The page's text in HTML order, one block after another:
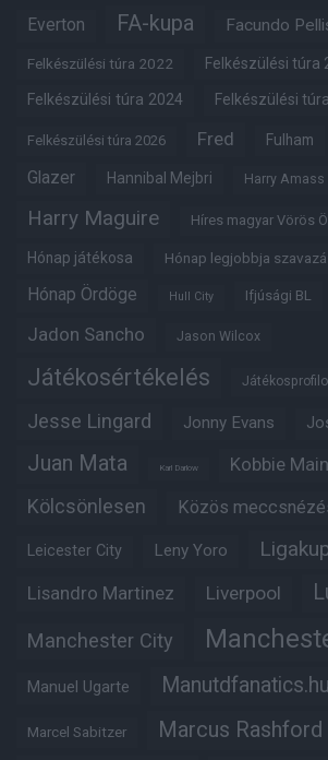
Everton FA-kupa Facundo
Felkészülési túra 2022 Felkészülési túra
Felkészülési túra 2024 Felkészülési
Felkészülési túra 2026 Fred Fulham
Glazer Hannibal Mejbri Harry Amass
Harry Maguire Híres magyar Vörös
Hónap játékosa Hónap legjobbja
Hónap Ördöge Hull City Ifjúsági BL
Jadon Sancho Jason Wilcox
Játékosértékelés
Jesse Lingard Jonny Evans
Juan Mata Karl Darlow Kobbie
Kölcsönlesen Közös
Leicester City Leny Yoro
Lisandro Martinez Liverpool
Manchester City
Manuel Ugarte Manutdfanatics.hu
Marcel Sabitzer Marcus Rashford